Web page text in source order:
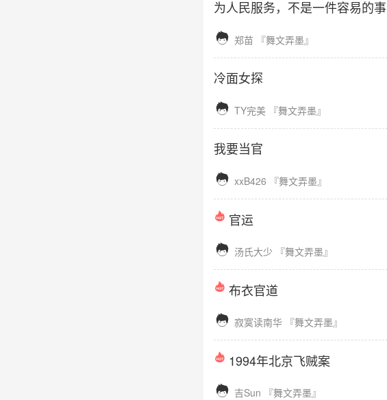
为人民服务，不是一件容易的事
 郑苗 『舞文弄墨』
冷面女探
 TY完美 『舞文弄墨』
我要当官
 xxB426 『舞文弄墨』
官运
 汤氏大少 『舞文弄墨』
布衣官道
 寂寞读南华 『舞文弄墨』
1994年北京飞贼案
 吉Sun 『舞文弄墨』